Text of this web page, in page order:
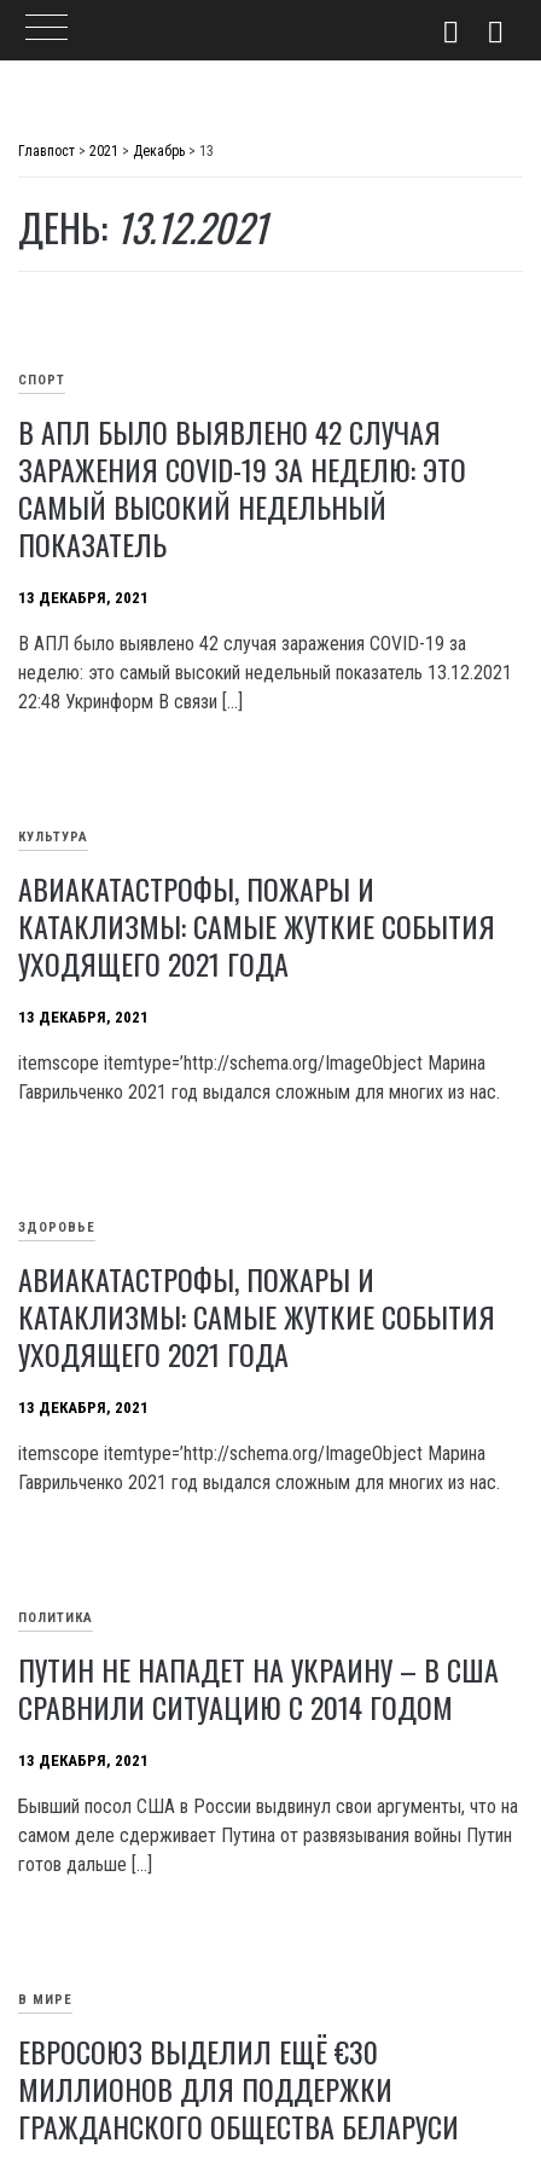
Главпост > 2021 > Декабрь > 13
ДЕНЬ: 13.12.2021
СПОРТ
В АПЛ БЫЛО ВЫЯВЛЕНО 42 СЛУЧАЯ
ЗАРАЖЕНИЯ COVID-19 ЗА НЕДЕЛЮ: ЭТО
САМЫЙ ВЫСОКИЙ НЕДЕЛЬНЫЙ
ПОКАЗАТЕЛЬ
13 ДЕКАБРЯ, 2021
В АПЛ было выявлено 42 случая заражения COVID-19 за
неделю: это самый высокий недельный показатель 13.12.2021
22:48 Укринформ В связи […]
КУЛЬТУРА
АВИАКАТАСТРОФЫ, ПОЖАРЫ И
КАТАКЛИЗМЫ: САМЫЕ ЖУТКИЕ СОБЫТИЯ
УХОДЯЩЕГО 2021 ГОДА
13 ДЕКАБРЯ, 2021
itemscope itemtype=’http://schema.org/ImageObject Марина
Гаврильченко 2021 год выдался сложным для многих из нас.
ЗДОРОВЬЕ
АВИАКАТАСТРОФЫ, ПОЖАРЫ И
КАТАКЛИЗМЫ: САМЫЕ ЖУТКИЕ СОБЫТИЯ
УХОДЯЩЕГО 2021 ГОДА
13 ДЕКАБРЯ, 2021
itemscope itemtype=’http://schema.org/ImageObject Марина
Гаврильченко 2021 год выдался сложным для многих из нас.
ПОЛИТИКА
ПУТИН НЕ НАПАДЕТ НА УКРАИНУ – В США
СРАВНИЛИ СИТУАЦИЮ С 2014 ГОДОМ
13 ДЕКАБРЯ, 2021
Бывший посол США в России выдвинул свои аргументы, что на
самом деле сдерживает Путина от развязывания войны Путин
готов дальше […]
В МИРЕ
ЕВРОСОЮЗ ВЫДЕЛИЛ ЕЩЁ €30
МИЛЛИОНОВ ДЛЯ ПОДДЕРЖКИ
ГРАЖДАНСКОГО ОБЩЕСТВА БЕЛАРУСИ